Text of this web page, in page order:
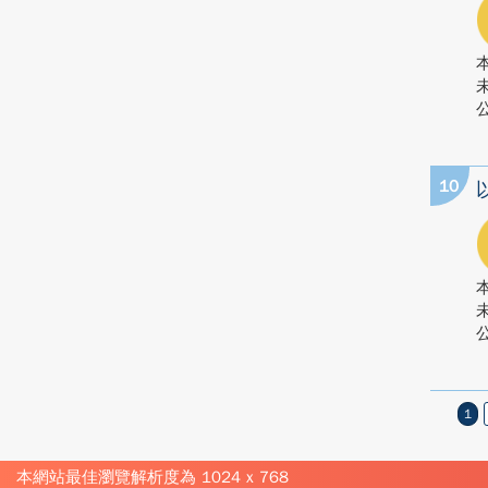
10
1
本網站最佳瀏覽解析度為 1024 x 768